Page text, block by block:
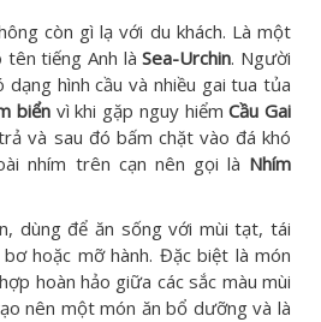
còn gì lạ với du khách. Là một
tên tiếng Anh làSea-Urchin. Người
dạng hình cầu và nhiều gai tua tủa
biểnvì khi gặp nguy hiểmCầu Gai
và sau đó bấm chặt vào đá khó
nhím trên cạn nên gọi là Nhím
dùng để ăn sống với mùi tạt, tái
hoặc mỡ hành. Đặc biệt là món
hoàn hảo giữa các sắc màu mùi
nên một món ăn bổ dưỡng và là